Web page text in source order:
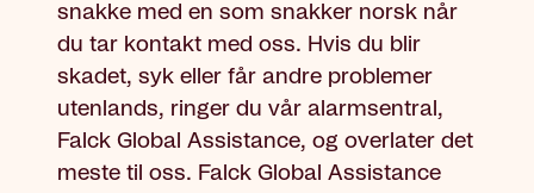
snakke med en som snakker norsk når
du tar kontakt med oss. Hvis du blir
skadet, syk eller får andre problemer
utenlands, ringer du vår alarmsentral,
Falck Global Assistance, og overlater det
meste til oss. Falck Global Assistance